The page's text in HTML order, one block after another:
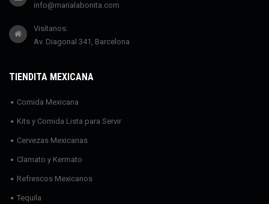
info@marialabonita.com
Visítanos:
Av. Diagonal 341, Barcelona
TIENDITA MEXICANA
Comida Mexicana
Kits y Comida Lista para Servir
Cervezas Mexicanas
Clamato y Kermato
Refrescos Mexicanos
Tequila